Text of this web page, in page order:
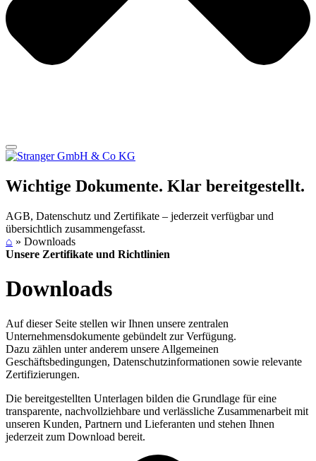
Wichtige Dokumente. Klar bereitgestellt.
AGB, Datenschutz und Zertifikate – jederzeit verfügbar und
übersichtlich zusammengefasst.
⌂ » Downloads
Unsere Zertifikate und Richtlinien
Downloads
Auf dieser Seite stellen wir Ihnen unsere zentralen
Unternehmensdokumente gebündelt zur Verfügung.
Dazu zählen unter anderem unsere Allgemeinen
Geschäftsbedingungen, Datenschutzinformationen sowie relevante
Zertifizierungen.
Die bereitgestellten Unterlagen bilden die Grundlage für eine
transparente, nachvollziehbare und verlässliche Zusammenarbeit mit
unseren Kunden, Partnern und Lieferanten und stehen Ihnen
jederzeit zum Download bereit.